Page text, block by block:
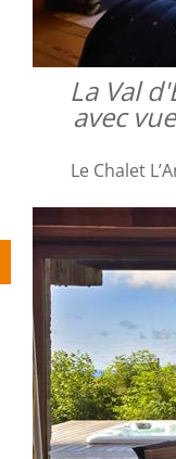
La Val
avec
Le Chalet